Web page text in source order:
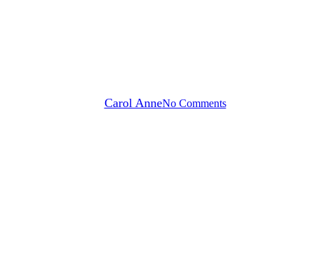
Carol AnneNo Comments